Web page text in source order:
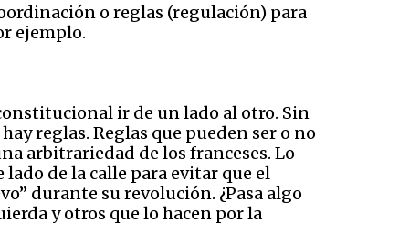
o reglas (regulación) para
ejemplo.
ir de un lado al otro. Sin
reglas. Reglas que pueden ser o no
arbitrariedad de los franceses. Lo
de la calle para evitar que el
durante su revolución. ¿Pasa algo
y otros que lo hacen por la